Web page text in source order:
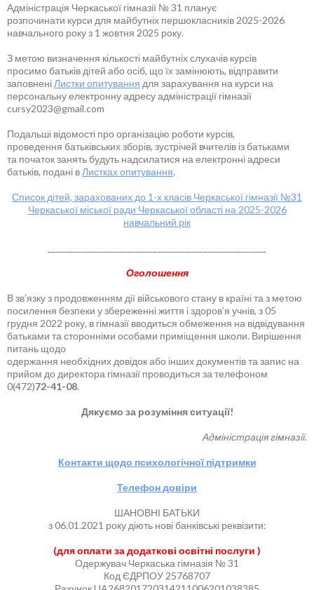
Адміністрація Черкаської гімназії № 31 планує
розпочинати курси для майбутніх першокласників 2025-2026
навчального року з 1 жовтня 2025 року.
З метою визначення кількості майбутніх слухачів курсів
просимо батьків дітей або осіб, що їх замінюють, відправити
заповнені Листки опитування для зарахування на курси на
персональну електронну адресу адміністрації гімназії
cursy2023@gmail.com
Подальші відомості про організацію роботи курсів,
проведення батьківських зборів, зустрічей вчителів із батьками
та початок занять будуть надсилатися на електронні адреси
батьків, подані в Листках опитування.
Список дітей, зарахованих до 1-х класів Черкаської гімназії №31
Черкаської міської ради Черкаської області на 2025-2026
навчальний рік
Оголошення
В зв’язку з продовженням дії військового стану в країні та з метою
посилення безпеки у збереженні життя і здоров’я учнів, з 05
грудня 2022 року, в гімназії вводиться обмеження на відвідування
батьками та сторонніми особами приміщення школи. Вирішення
питань щодо
одержання необхідних довідок або інших документів та запис на
прийом до директора гімназії проводиться за телефоном
0(472)72-41-08.
Дякуємо за розуміння ситуації!
Адміністрація гімназії.
Контакти щодо психологічної підтримки
Телефон довіри
ШАНОВНІ БАТЬКИ
з 06.01.2021 року діють нові банківські реквізити:
(для оплати за додаткові освітні послуги )
Одержувач Черкаська гімназія № 31
Код ЄДРПОУ 25768707